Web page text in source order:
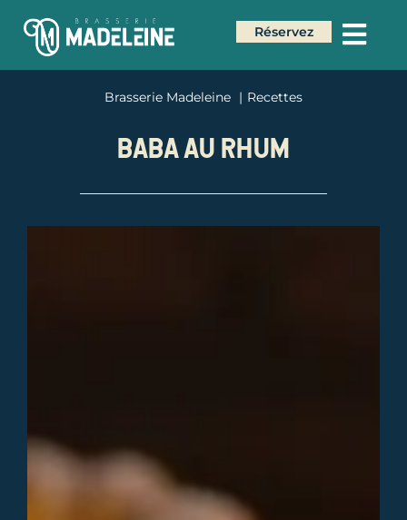
Réservez
Brasserie Madeleine Recettes
BABA AU RHUM